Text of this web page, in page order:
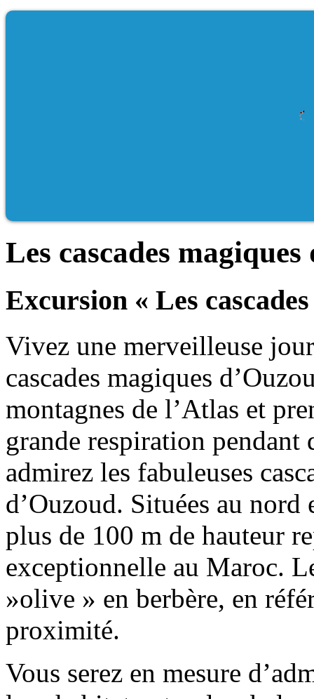
Les cascades
Excursion « Les
Vivez une merveilleuse
cascades magiques
montagnes de l’Atlas et
grande respiration pendant
admirez les fabuleuses
d’Ouzoud. Situées au nord
plus de 100 m de hauteur
exceptionnelle au Maroc.
»olive » en berbère, en
proximité.
Vous serez en mesure